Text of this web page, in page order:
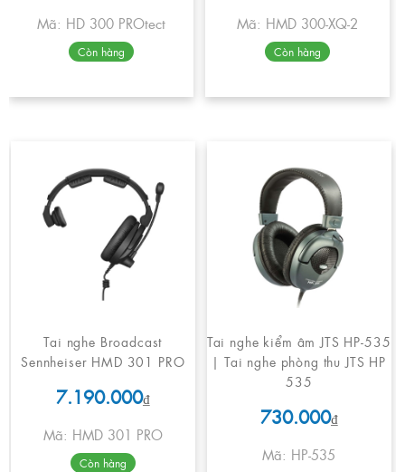
Mã: HD 300 PROtect
Còn hàng
Mã: HMD 300-XQ-2
Còn hàng
Tai nghe Broadcast
Sennheiser HMD 301 PRO
7.190.000₫
Mã: HMD 301 PRO
Còn hàng
Tai nghe kiểm âm JTS HP-535
| Tai nghe phòng thu JTS HP
535
730.000₫
Mã: HP-535